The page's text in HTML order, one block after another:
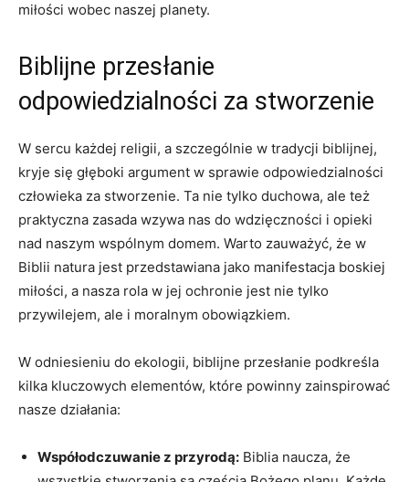
miłości wobec naszej ​planety.
Biblijne przesłanie
odpowiedzialności za stworzenie
W sercu każdej religii, a ⁤szczególnie w tradycji biblijnej,
kryje się głęboki argument w sprawie odpowiedzialności
człowieka za stworzenie. Ta nie tylko​ duchowa, ⁤ale też
praktyczna zasada wzywa nas do wdzięczności i ⁢opieki⁤
nad naszym wspólnym domem. Warto zauważyć, że w
Biblii natura jest przedstawiana jako manifestacja boskiej
miłości, a nasza rola w jej ochronie jest nie tylko
przywilejem, ‌ale i moralnym obowiązkiem.
W odniesieniu do ekologii, biblijne przesłanie podkreśla
kilka kluczowych elementów, które powinny zainspirować
nasze ⁢działania:
Współodczuwanie ⁢z przyrodą: Biblia naucza, że